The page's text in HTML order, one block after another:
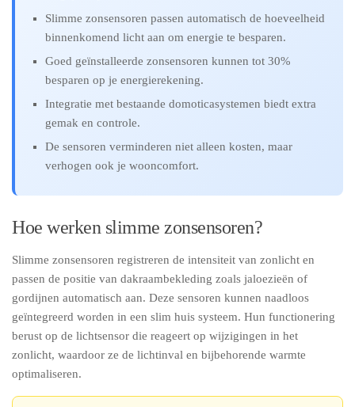
Slimme zonsensoren passen automatisch de hoeveelheid
binnenkomend licht aan om energie te besparen.
Goed geïnstalleerde zonsensoren kunnen tot 30%
besparen op je energierekening.
Integratie met bestaande domoticasystemen biedt extra
gemak en controle.
De sensoren verminderen niet alleen kosten, maar
verhogen ook je wooncomfort.
Hoe werken slimme zonsensoren?
Slimme zonsensoren registreren de intensiteit van zonlicht en
passen de positie van dakraambekleding zoals jaloezieën of
gordijnen automatisch aan. Deze sensoren kunnen naadloos
geïntegreerd worden in een slim huis systeem. Hun functionering
berust op de lichtsensor die reageert op wijzigingen in het
zonlicht, waardoor ze de lichtinval en bijbehorende warmte
optimaliseren.